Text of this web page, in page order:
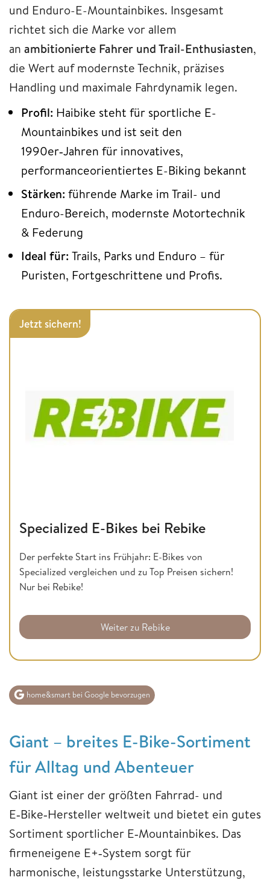
und Enduro-E-Mountainbikes. Insgesamt
richtet sich die Marke vor allem
an ambitionierte Fahrer und Trail-Enthusiasten,
die Wert auf modernste Technik, präzises
Handling und maximale Fahrdynamik legen.
Profil: Haibike steht für sportliche E-
Mountainbikes und ist seit den
1990er‑Jahren für innovatives,
performanceorientiertes E-Biking bekannt
Stärken: führende Marke im Trail- und
Enduro-Bereich, modernste Motortechnik
& Federung
Ideal für: Trails, Parks und Enduro – für
Puristen, Fortgeschrittene und Profis.
Jetzt sichern!
Specialized E-Bikes bei Rebike
Der perfekte Start ins Frühjahr: E-Bikes von
Specialized vergleichen und zu Top Preisen sichern!
Nur bei Rebike!
Weiter zu Rebike
home&smart bei Google bevorzugen
Giant – breites E-Bike-Sortiment
für Alltag und Abenteuer
Giant ist einer der größten Fahrrad- und
E‑Bike‑Hersteller weltweit und bietet ein gutes
Sortiment sportlicher E‑Mountainbikes. Das
firmeneigene E+‑System sorgt für
harmonische, leistungsstarke Unterstützung,